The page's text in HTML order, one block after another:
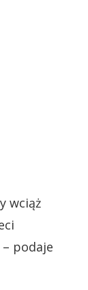
wciąż
podaje